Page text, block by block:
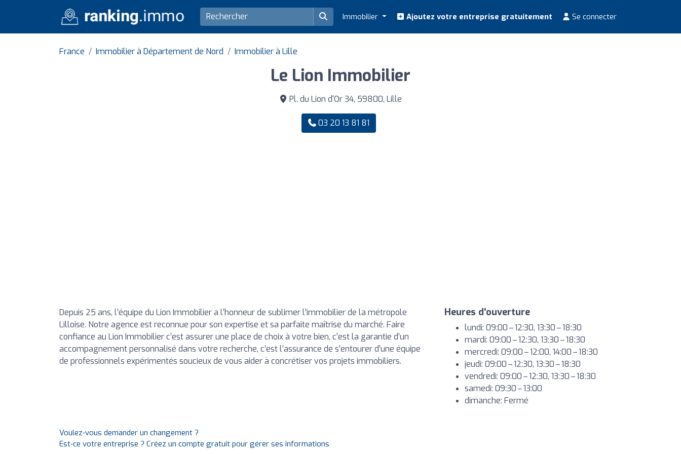
Immobilier Ajoutez votre entreprise gratuitement Se connecter
France Immobilier à Département de Nord Immobilier à Lille
Le Lion Immobilier
Pl. du Lion d'Or 34, 59800, Lille
03 20 13 81 81
Depuis 25 ans, l’équipe du Lion Immobilier a l’honneur de sublimer l’immobilier de la métropole
Lilloise. Notre agence est reconnue pour son expertise et sa parfaite maîtrise du marché. Faire
confiance au Lion Immobilier c’est assurer une place de choix à votre bien, c’est la garantie d’un
accompagnement personnalisé dans votre recherche, c’est l’assurance de s’entourer d’une équipe
de professionnels expérimentés soucieux de vous aider à concrétiser vos projets immobiliers.
Heures d'ouverture
lundi: 09:00 – 12:30, 13:30 – 18:30
mardi: 09:00 – 12:30, 13:30 – 18:30
mercredi: 09:00 – 12:00, 14:00 – 18:30
jeudi: 09:00 – 12:30, 13:30 – 18:30
vendredi: 09:00 – 12:30, 13:30 – 18:30
samedi: 09:30 – 13:00
dimanche: Fermé
Voulez-vous demander un changement ?
Est-ce votre entreprise ? Créez un compte gratuit pour gérer ses informations